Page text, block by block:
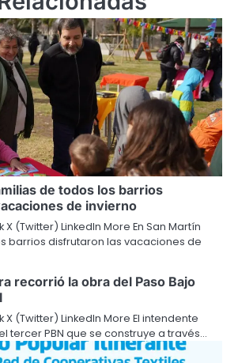
de todos los barrios
de invierno
(Twitter) LinkedIn More En San Martín
barrios disfrutaron las vacaciones de
recorrió la obra del Paso Bajo
(Twitter) LinkedIn More El intendente
tercer PBN que se construye a través…